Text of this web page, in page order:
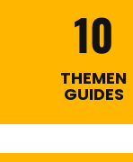
10
THEMEN
GUIDES